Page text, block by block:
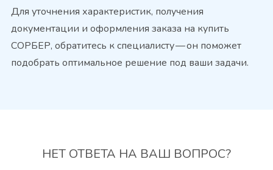
Для уточнения характеристик, получения
документации и оформления заказа на купить
СОРБЕР, обратитесь к специалисту — он поможет
подобрать оптимальное решение под ваши задачи.
НЕТ ОТВЕТА НА ВАШ ВОПРОС?